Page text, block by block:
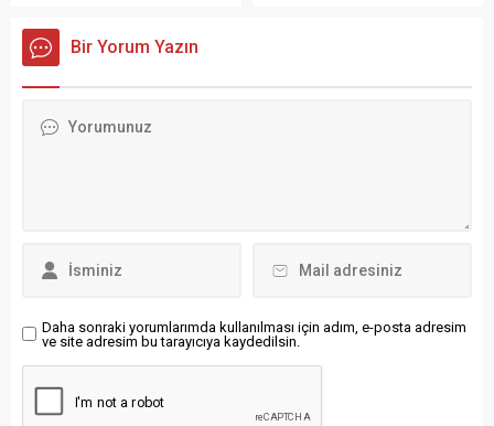
2024 yılında bir önceki yıla
göre yüzde 89,6 artarak 2
harcamalarının yüzde 76,1’i
27...
birikimli faturası ise 794,6
İzleme...
Bir Yorum Yazın
Daha sonraki yorumlarımda kullanılması için adım, e-posta adresim
ve site adresim bu tarayıcıya kaydedilsin.